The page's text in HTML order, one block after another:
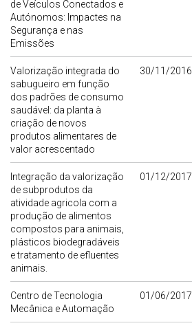
de Veículos Conectados e
Autónomos: Impactes na
Segurança e nas
Emissões
Valorização integrada do
sabugueiro em função
dos padrões de consumo
saudável: da planta à
criação de novos
produtos alimentares de
valor acrescentado
30/11/2016
Integração da valorização
de subprodutos da
atividade agricola com a
produção de alimentos
compostos para animais,
plásticos biodegradáveis
e tratamento de efluentes
animais.
01/12/2017
Centro de Tecnologia
Mecânica e Automação
01/06/2017